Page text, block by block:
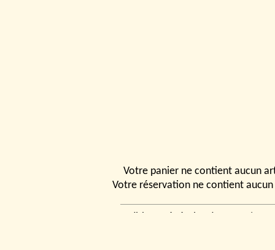
Votre panier ne contient aucun
Votre réservation ne contient